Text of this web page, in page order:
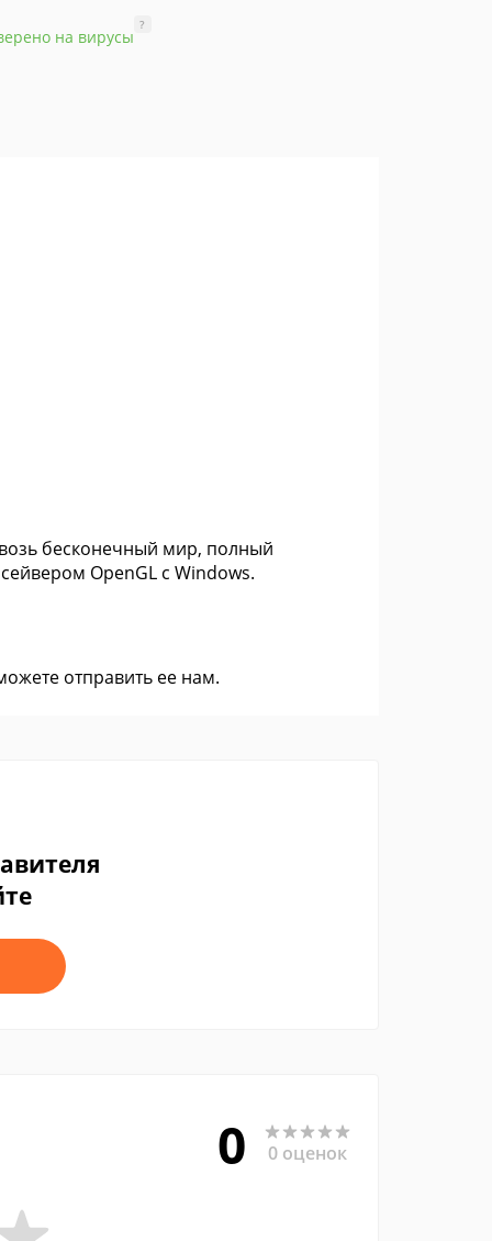
на вирусы
?
бесконечный мир, полный
OpenGL с Windows.
отправить ее нам.
0 0 оценок